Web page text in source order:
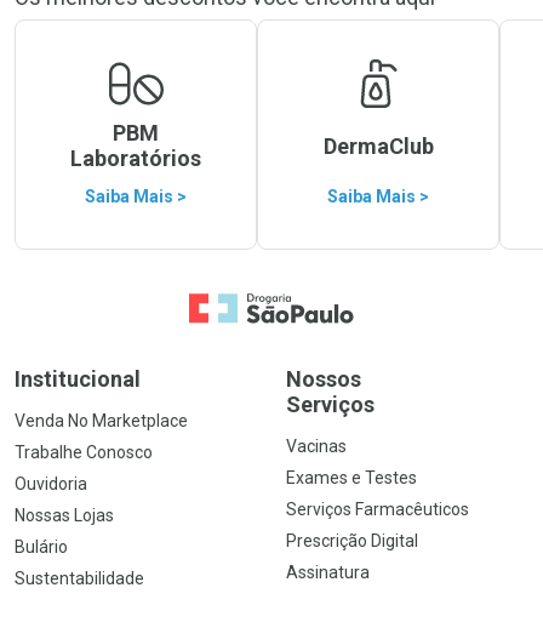
PBM
Laboratórios
Saiba Mais >
DermaClub
Saiba Mais >
Ir para a Home
Institucional
Venda No Marketplace
Trabalhe Conosco
Ouvidoria
Nossas Lojas
Bulário
Sustentabilidade
Nossos
Serviços
Vacinas
Exames e Testes
Serviços Farmacêuticos
Prescrição Digital
Assinatura